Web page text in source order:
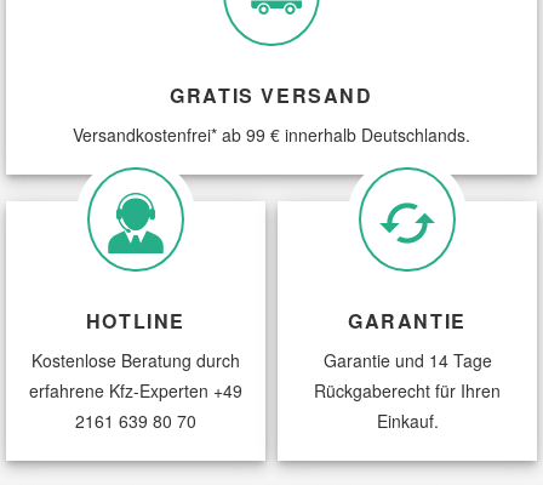
GRATIS VERSAND
Versandkostenfrei* ab 99 € innerhalb Deutschlands.
HOTLINE
Kostenlose Beratung durch
erfahrene Kfz-Experten +49
2161 639 80 70
GARANTIE
Garantie und 14 Tage
Rückgaberecht für Ihren
Einkauf.